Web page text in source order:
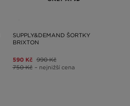
SUPPLY&DEMAND ŠORTKY
BRIXTON
590 Kč 990 Kč
750 Kč – nejnižší cena